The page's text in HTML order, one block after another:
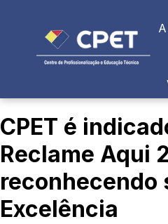
CPET é
Reclame Aqui
reconhecendo
Excelência